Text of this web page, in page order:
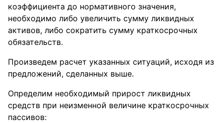
коэффициента до нормативного значения,
необходимо либо увеличить сумму ликвидных
активов, либо сократить сумму краткосрочных
обязательств.
Произведем расчет указанных ситуаций, исходя из
предложений, сделанных выше.
Определим необходимый прирост ликвидных
средств при неизменной величине краткосрочных
пассивов: